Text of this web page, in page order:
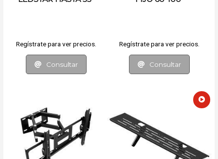
Regístrate para ver precios.
Consultar
Regístrate para ver precios.
Consultar